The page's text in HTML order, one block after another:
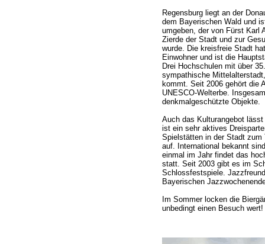
Regensburg liegt an der
dem Bayerischen Wald und
umgeben, der von Fürst Karl
Zierde der Stadt und zur
wurde. Die kreisfreie Stadt
Einwohner und ist die
Drei Hochschulen mit über
sympathische
kommt. Seit 2006 gehört die
UNESCO-Welterbe.
denkmalgeschützte Objekte.
Auch das Kulturangebot
ist ein sehr aktives
Spielstätten in der Stadt zum
auf. International bekannt
einmal im Jahr findet das
statt. Seit 2003 gibt es im
Schlossfestspiele.
Bayerischen
Im Sommer locken die
unbedingt einen Besuch wert!